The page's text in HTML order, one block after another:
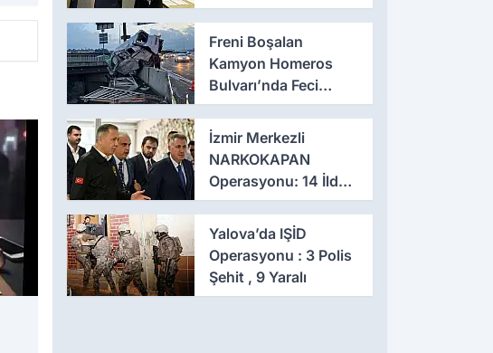
Haykır Yeniden
Başkan
Freni Boşalan
Kamyon Homeros
Bulvarı’nda Feci
Kazaya Neden Oldu
İzmir Merkezli
NARKOKAPAN
Operasyonu: 14 İlde
Eş Zamanlı Baskın,
641 Gözaltı
Yalova’da IŞİD
Operasyonu : 3 Polis
Şehit , 9 Yaralı